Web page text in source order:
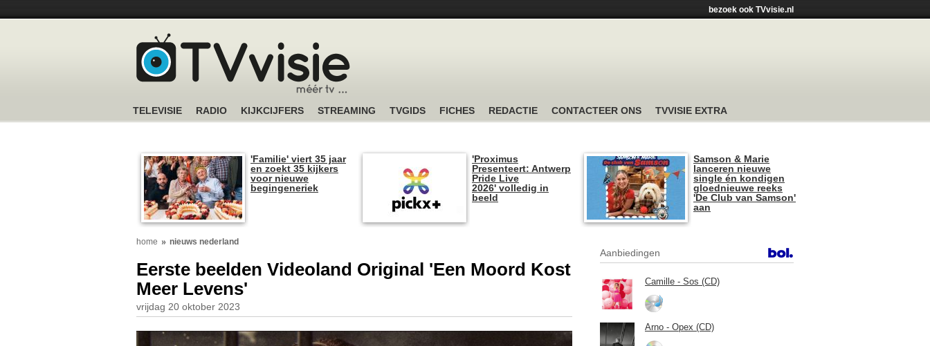
bezoek ook TVvisie.nl
TELEVISIE RADIO KIJKCIJFERS STREAMING TVGIDS FICHES REDACTIE CONTACTEER ONS TVVISIE EXTRA
'Familie' viert 35 jaar
en zoekt 35 kijkers
voor nieuwe
begingeneriek
'Proximus
Presenteert: Antwerp
Pride Live
2026' volledig in
beeld
Samson & Marie
lanceren nieuwe
single én kondigen
gloednieuwe reeks
'De Club van Samson'
aan
home nieuws nederland
Eerste beelden Videoland Original 'Een Moord Kost
Meer Levens'
vrijdag 20 oktober 2023
Aanbiedingen
Camille - Sos (CD)
Arno - Opex (CD)